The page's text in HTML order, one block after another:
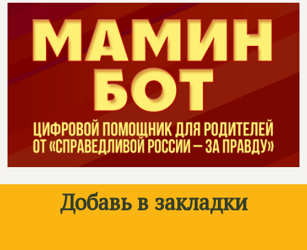
Добавь в закладки